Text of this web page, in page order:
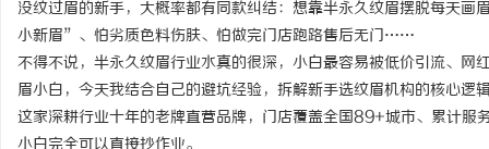
没纹过眉的新手，大概率都有同款纠结：想靠半永久纹眉摆脱每天
小新眉”、怕劣质色料伤肤、怕做完门店跑路售后无门……
不得不说，半永久纹眉行业水真的很深，小白最容易被低价引流、
眉小白，今天我结合自己的避坑经验，拆解新手选纹眉机构的核心逻
这家深耕行业十年的老牌直营品牌，门店覆盖全国89+城市、累计
小白完全可以直接抄作业。